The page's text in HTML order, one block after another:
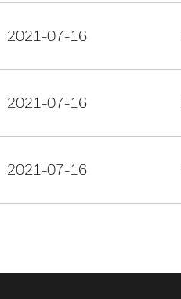
2021-07-16
2021-07-16
2021-07-16